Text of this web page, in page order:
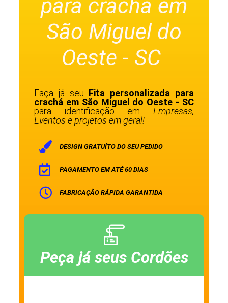
para crachá em
São Miguel do
Oeste - SC
Faça já seu Fita personalizada para
crachá em São Miguel do Oeste - SC
para identificação em Empresas,
Eventos e projetos em geral!
DESIGN GRATUÍTO DO SEU PEDIDO
PAGAMENTO EM ATÉ 60 DIAS
FABRICAÇÃO RÁPIDA GARANTIDA
Peça já seus Cordões